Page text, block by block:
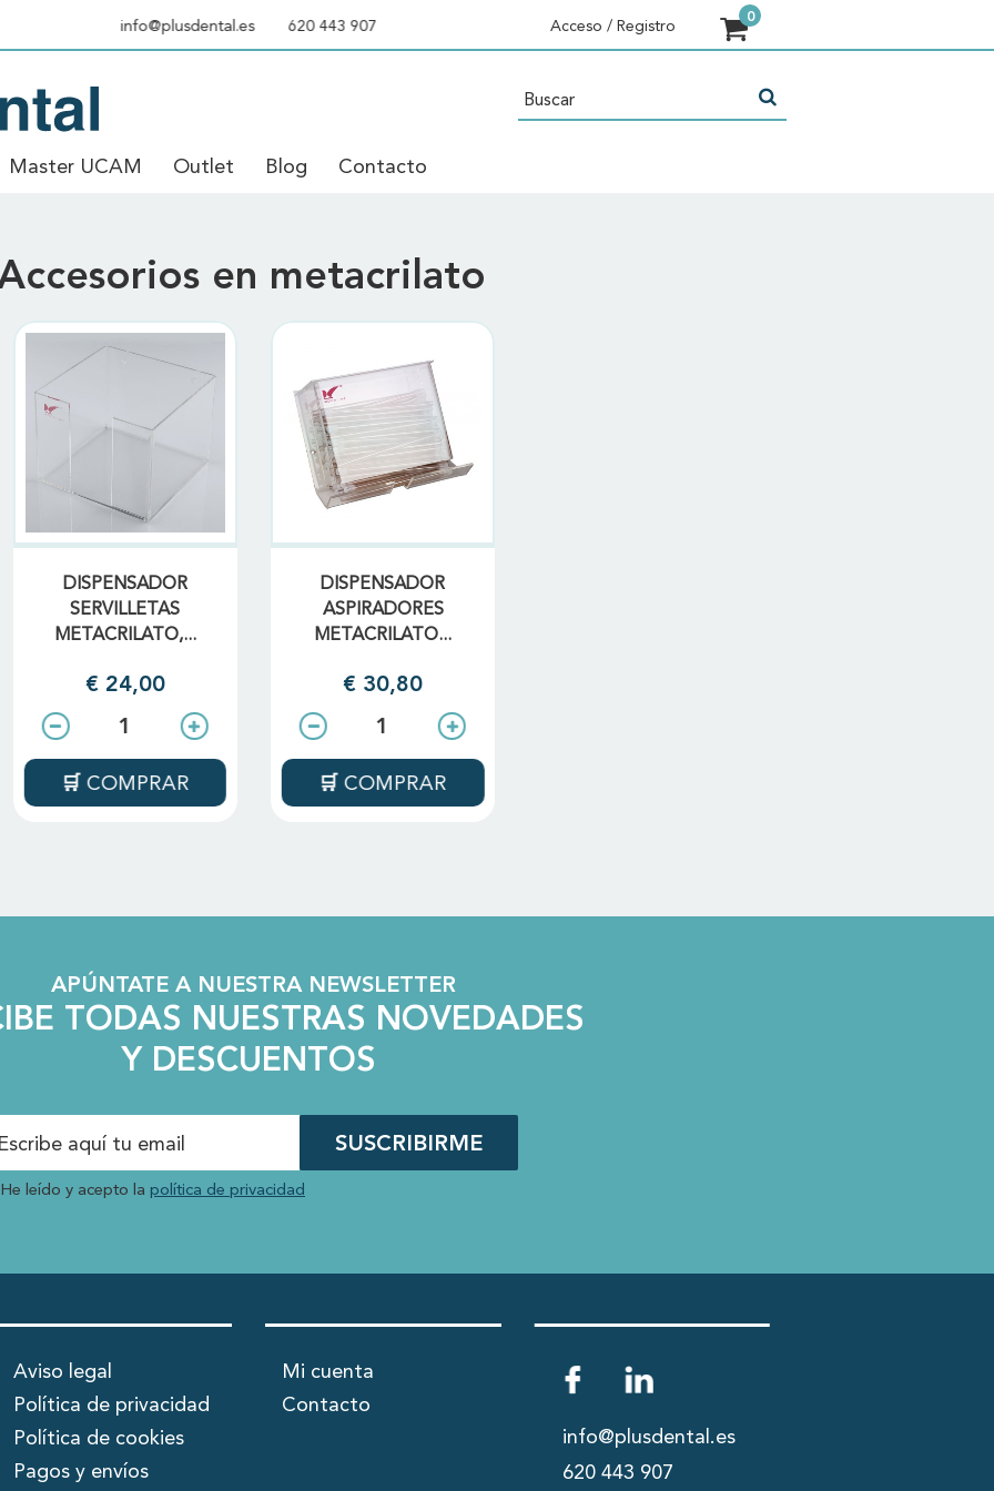
info@plusdental.es 620 443 907 Acceso / Registro
Master UCAM Outlet Blog Contacto
en metacrilato
en metacrilato
DISPENSADOR
SERVILLETAS
METACRILATO,...
€ 24,00
COMPRAR
DISPENSADOR
ASPIRADORES
METACRILATO...
€ 30,80
COMPRAR
APÚNTATE A NUESTRA NEWSLETTER
TODAS NUESTRAS NOVEDADES
Y DESCUENTOS
SUSCRIBIRME
He leído y acepto la política de privacidad
Aviso legal
Política de privacidad
Política de cookies
Pagos y envíos
Mi cuenta
Contacto
info@plusdental.es
620 443 907